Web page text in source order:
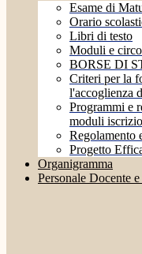
Esame di
Orario
Libri di testo
Moduli e
BORSE DI
Criteri per la
l'accoglienza
Programmi e
moduli
Regolamento
Progetto
Organigramma
Personale Docente